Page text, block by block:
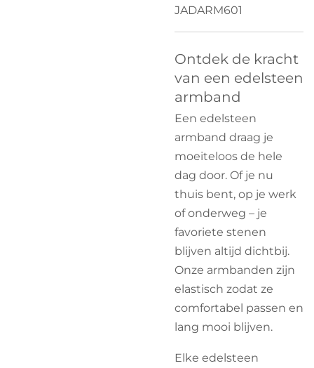
JADARM601
Ontdek de kracht
van een edelsteen
armband
Een edelsteen
armband draag je
moeiteloos de hele
dag door. Of je nu
thuis bent, op je werk
of onderweg – je
favoriete stenen
blijven altijd dichtbij.
Onze armbanden zijn
elastisch zodat ze
comfortabel passen en
lang mooi blijven.
Elke edelsteen